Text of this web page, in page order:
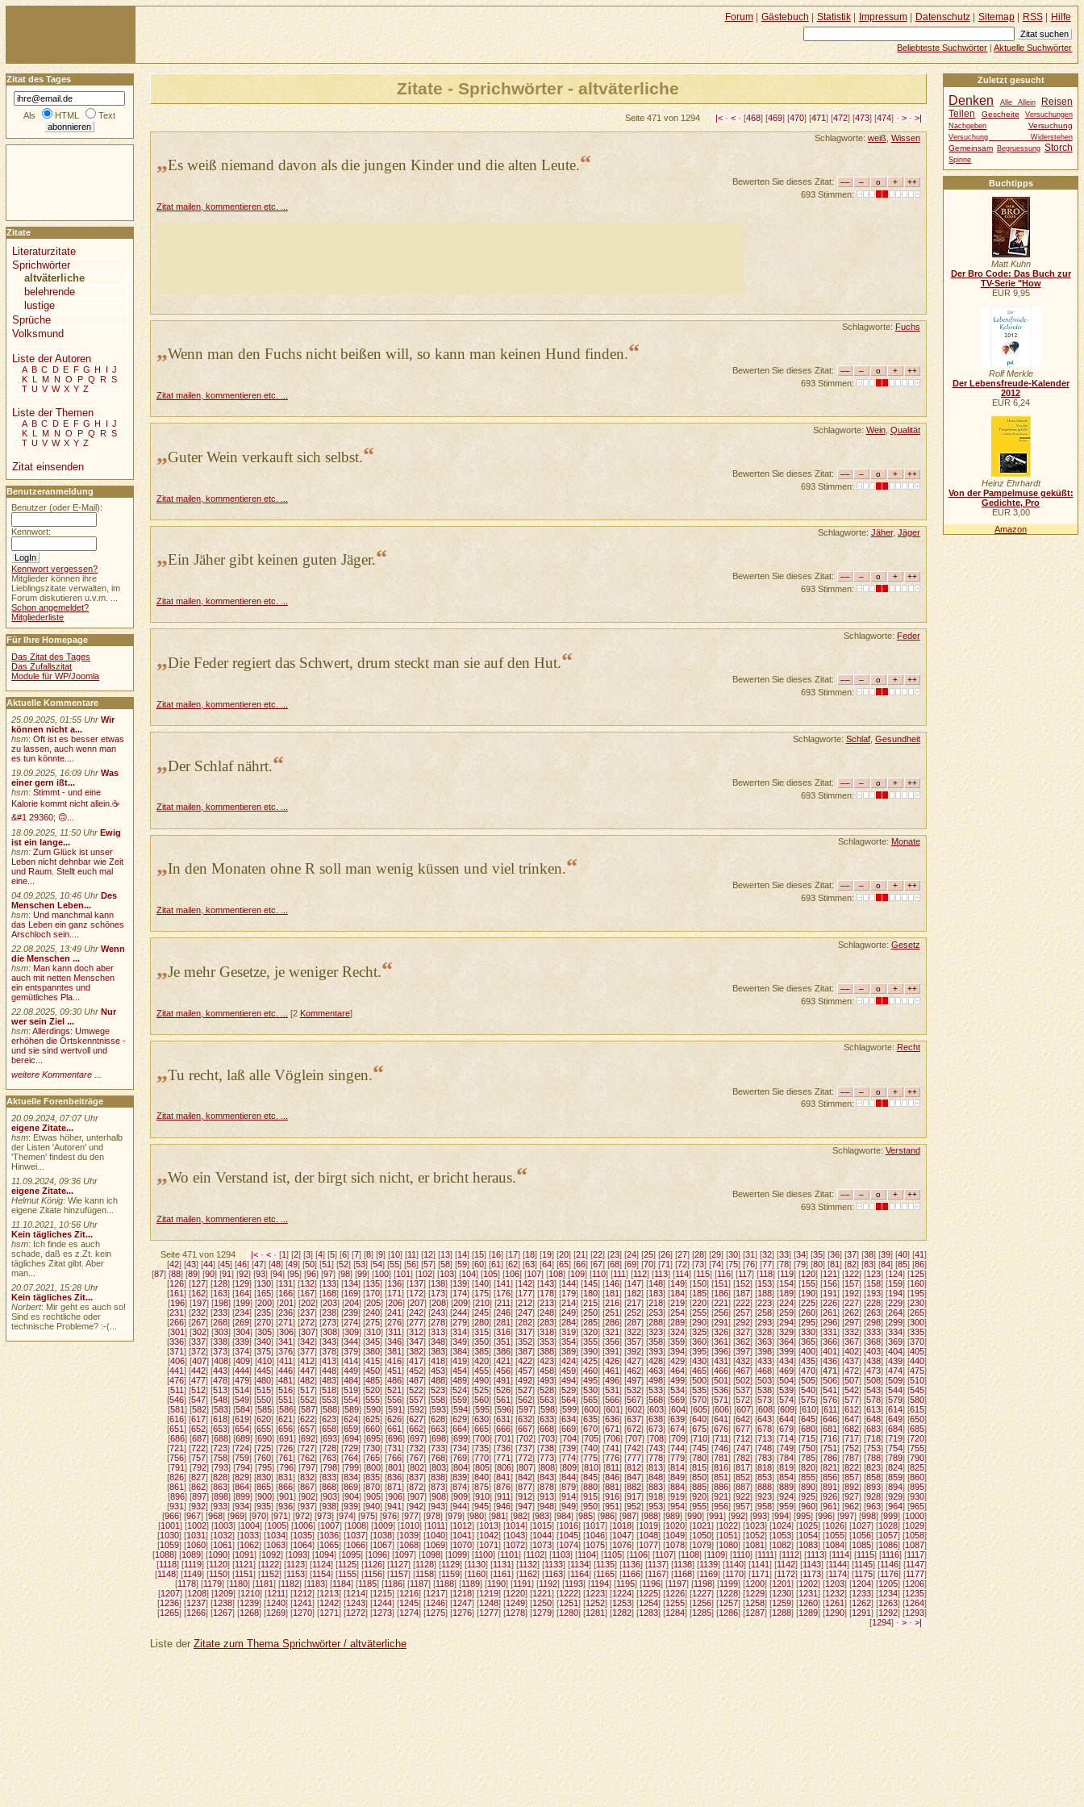
Zitate - Sprichwörter - altväterliche
Seite 471 von 1294 |< ·< · [468] [469] [470] [471] [472] [473] [474] ·> ·>|
Schlagworte: weiß,Wissen
„Es weiß niemand davon als die jungen Kinder und die alten Leute.“
Bewerten Sie dieses Zitat:
693 Stimmen:
Zitat mailen, kommentieren etc. ...
Schlagworte: Fuchs
„Wenn man den Fuchs nicht beißen will, so kann man keinen Hund finden.“
Bewerten Sie dieses Zitat:
693 Stimmen:
Zitat mailen, kommentieren etc. ...
Schlagworte: Wein, Qualität
„Guter Wein verkauft sich selbst.“
Bewerten Sie dieses Zitat:
693 Stimmen:
Zitat mailen, kommentieren etc. ...
Schlagworte: Jäher, Jäger
„Ein Jäher gibt keinen guten Jäger.“
Bewerten Sie dieses Zitat:
693 Stimmen:
Zitat mailen, kommentieren etc. ...
Schlagworte: Feder
„Die Feder regiert das Schwert, drum steckt man sie auf den Hut.“
Bewerten Sie dieses Zitat:
693 Stimmen:
Zitat mailen, kommentieren etc. ...
Schlagworte: Schlaf, Gesundheit
„Der Schlaf nährt.“
Bewerten Sie dieses Zitat:
693 Stimmen:
Zitat mailen, kommentieren etc. ...
Schlagworte:Monate
„In den Monaten ohne R soll man wenig küssen und viel trinken.“
Bewerten Sie dieses Zitat:
693 Stimmen:
Zitat mailen, kommentieren etc. ...
Schlagworte: Gesetz
„Je mehr Gesetze, je weniger Recht.“
Bewerten Sie dieses Zitat:
693 Stimmen:
Zitat mailen, kommentieren etc. ...
[2 Kommentare]
Schlagworte: Recht
„Tu recht, laß alle Vöglein singen.“
Bewerten Sie dieses Zitat:
693 Stimmen:
Zitat mailen, kommentieren etc. ...
Schlagworte: Verstand
„Wo ein Verstand ist, der birgt sich nicht, er bricht heraus.“
Bewerten Sie dieses Zitat:
693 Stimmen:
Zitat mailen, kommentieren etc. ...
Seite 471 von 1294 |<· <· [1] [2] [3] [4] [5] [6] [7] [8] [9] [10] [11] [12] [13] [14] [15] [16] [17] [18] [19] [20] [21] [22] [23] [24] [25] [26] [27] [28] [29] [30] [31] [32] [33] [34] [35] [36] [37] [38] [39] [40] [41]
[42] [43] [44] [45] [46] [47] [48] [49] [50] [51] [52] [53] [54] [55] [56] [57] [58] [59] [60] [61] [62] [63] [64] [65] [66] [67] [68] [69] [70] [71] [72] [73] [74] [75] [76] [77] [78] [79] [80] [81] [82] [83] [84] [85] [86]
[87] [88] [89] [90] [91] [92] [93] [94] [95] [96] [97] [98] [99] [100] [101] [102] [103] [104] [105] [106] [107] [108] [109] [110] [111] [112] [113] [114] [115] [116] [117] [118] [119] [120] [121] [122] [123] [124] [125]
[126] [127] [128] [129] [130] [131] [132] [133] [134] [135] [136] [137] [138] [139] [140] [141] [142] [143] [144] [145] [146] [147] [148] [149] [150] [151] [152] [153] [154] [155] [156] [157] [158] [159] [160]
[161] [162] [163] [164] [165] [166] [167] [168] [169] [170] [171] [172] [173] [174] [175] [176] [177] [178] [179] [180] [181] [182] [183] [184] [185] [186] [187] [188] [189] [190] [191] [192] [193] [194] [195]
[196] [197] [198] [199] [200] [201] [202] [203] [204] [205] [206] [207] [208] [209] [210] [211] [212] [213] [214] [215] [216] [217] [218] [219] [220] [221] [222] [223] [224] [225] [226] [227] [228] [229] [230]
[231] [232] [233] [234] [235] [236] [237] [238] [239] [240] [241] [242] [243] [244] [245] [246] [247] [248] [249] [250] [251] [252] [253] [254] [255] [256] [257] [258] [259] [260] [261] [262] [263] [264] [265]
[266] [267] [268] [269] [270] [271] [272] [273] [274] [275] [276] [277] [278] [279] [280] [281] [282] [283] [284] [285] [286] [287] [288] [289] [290] [291] [292] [293] [294] [295] [296] [297] [298] [299] [300]
[301] [302] [303] [304] [305] [306] [307] [308] [309] [310] [311] [312] [313] [314] [315] [316] [317] [318] [319] [320] [321] [322] [323] [324] [325] [326] [327] [328] [329] [330] [331] [332] [333] [334] [335]
[336] [337] [338] [339] [340] [341] [342] [343] [344] [345] [346] [347] [348] [349] [350] [351] [352] [353] [354] [355] [356] [357] [358] [359] [360] [361] [362] [363] [364] [365] [366] [367] [368] [369] [370]
[371] [372] [373] [374] [375] [376] [377] [378] [379] [380] [381] [382] [383] [384] [385] [386] [387] [388] [389] [390] [391] [392] [393] [394] [395] [396] [397] [398] [399] [400] [401] [402] [403] [404] [405]
[406] [407] [408] [409] [410] [411] [412] [413] [414] [415] [416] [417] [418] [419] [420] [421] [422] [423] [424] [425] [426] [427] [428] [429] [430] [431] [432] [433] [434] [435] [436] [437] [438] [439] [440]
[441] [442] [443] [444] [445] [446] [447] [448] [449] [450] [451] [452] [453] [454] [455] [456] [457] [458] [459] [460] [461] [462] [463] [464] [465] [466] [467] [468] [469] [470] [471] [472] [473] [474] [475]
[476] [477] [478] [479] [480] [481] [482] [483] [484] [485] [486] [487] [488] [489] [490] [491] [492] [493] [494] [495] [496] [497] [498] [499] [500] [501] [502] [503] [504] [505] [506] [507] [508] [509] [510]
[511] [512] [513] [514] [515] [516] [517] [518] [519] [520] [521] [522] [523] [524] [525] [526] [527] [528] [529] [530] [531] [532] [533] [534] [535] [536] [537] [538] [539] [540] [541] [542] [543] [544] [545]
[546] [547] [548] [549] [550] [551] [552] [553] [554] [555] [556] [557] [558] [559] [560] [561] [562] [563] [564] [565] [566] [567] [568] [569] [570] [571] [572] [573] [574] [575] [576] [577] [578] [579] [580]
[581] [582] [583] [584] [585] [586] [587] [588] [589] [590] [591] [592] [593] [594] [595] [596] [597] [598] [599] [600] [601] [602] [603] [604] [605] [606] [607] [608] [609] [610] [611] [612] [613] [614] [615]
[616] [617] [618] [619] [620] [621] [622] [623] [624] [625] [626] [627] [628] [629] [630] [631] [632] [633] [634] [635] [636] [637] [638] [639] [640] [641] [642] [643] [644] [645] [646] [647] [648] [649] [650]
[651] [652] [653] [654] [655] [656] [657] [658] [659] [660] [661] [662] [663] [664] [665] [666] [667] [668] [669] [670] [671] [672] [673] [674] [675] [676] [677] [678] [679] [680] [681] [682] [683] [684] [685]
[686] [687] [688] [689] [690] [691] [692] [693] [694] [695] [696] [697] [698] [699] [700] [701] [702] [703] [704] [705] [706] [707] [708] [709] [710] [711] [712] [713] [714] [715] [716] [717] [718] [719] [720]
[721] [722] [723] [724] [725] [726] [727] [728] [729] [730] [731] [732] [733] [734] [735] [736] [737] [738] [739] [740] [741] [742] [743] [744] [745] [746] [747] [748] [749] [750] [751] [752] [753] [754] [755]
[756] [757] [758] [759] [760] [761] [762] [763] [764] [765] [766] [767] [768] [769] [770] [771] [772] [773] [774] [775] [776] [777] [778] [779] [780] [781] [782] [783] [784] [785] [786] [787] [788] [789] [790]
[791] [792] [793] [794] [795] [796] [797] [798] [799] [800] [801] [802] [803] [804] [805] [806] [807] [808] [809] [810] [811] [812] [813] [814] [815] [816] [817] [818] [819] [820] [821] [822] [823] [824] [825]
[826] [827] [828] [829] [830] [831] [832] [833] [834] [835] [836] [837] [838] [839] [840] [841] [842] [843] [844] [845] [846] [847] [848] [849] [850] [851] [852] [853] [854] [855] [856] [857] [858] [859] [860]
[861] [862] [863] [864] [865] [866] [867] [868] [869] [870] [871] [872] [873] [874] [875] [876] [877] [878] [879] [880] [881] [882] [883] [884] [885] [886] [887] [888] [889] [890] [891] [892] [893] [894] [895]
[896] [897] [898] [899] [900] [901] [902] [903] [904] [905] [906] [907] [908] [909] [910] [911] [912] [913] [914] [915] [916] [917] [918] [919] [920] [921] [922] [923] [924] [925] [926] [927] [928] [929] [930]
[931] [932] [933] [934] [935] [936] [937] [938] [939] [940] [941] [942] [943] [944] [945] [946] [947] [948] [949] [950] [951] [952] [953] [954] [955] [956] [957] [958] [959] [960] [961] [962] [963] [964] [965]
[966] [967] [968] [969] [970] [971] [972] [973] [974] [975] [976] [977] [978] [979] [980] [981] [982] [983] [984] [985] [986] [987] [988] [989] [990] [991] [992] [993] [994] [995] [996] [997] [998] [999] [1000]
[1001] [1002] [1003] [1004] [1005] [1006] [1007] [1008] [1009] [1010] [1011] [1012] [1013] [1014] [1015] [1016] [1017] [1018] [1019] [1020] [1021] [1022] [1023] [1024] [1025] [1026] [1027] [1028] [1029]
[1030] [1031] [1032] [1033] [1034] [1035] [1036] [1037] [1038] [1039] [1040] [1041] [1042] [1043] [1044] [1045] [1046] [1047] [1048] [1049] [1050] [1051] [1052] [1053] [1054] [1055] [1056] [1057] [1058]
[1059] [1060] [1061] [1062] [1063] [1064] [1065] [1066] [1067] [1068] [1069] [1070] [1071] [1072] [1073] [1074] [1075] [1076] [1077] [1078] [1079] [1080] [1081] [1082] [1083] [1084] [1085] [1086] [1087]
[1088] [1089] [1090] [1091] [1092] [1093] [1094] [1095] [1096] [1097] [1098] [1099] [1100] [1101] [1102] [1103] [1104] [1105] [1106] [1107] [1108] [1109] [1110] [1111] [1112] [1113] [1114] [1115] [1116] [1117]
[1118] [1119] [1120] [1121] [1122] [1123] [1124] [1125] [1126] [1127] [1128] [1129] [1130] [1131] [1132] [1133] [1134] [1135] [1136] [1137] [1138] [1139] [1140] [1141] [1142] [1143] [1144] [1145] [1146] [1147]
[1148] [1149] [1150] [1151] [1152] [1153] [1154] [1155] [1156] [1157] [1158] [1159] [1160] [1161] [1162] [1163] [1164] [1165] [1166] [1167] [1168] [1169] [1170] [1171] [1172] [1173] [1174] [1175] [1176] [1177]
[1178] [1179] [1180] [1181] [1182] [1183] [1184] [1185] [1186] [1187] [1188] [1189] [1190] [1191] [1192] [1193] [1194] [1195] [1196] [1197] [1198] [1199] [1200] [1201] [1202] [1203] [1204] [1205] [1206]
[1207] [1208] [1209] [1210] [1211] [1212] [1213] [1214] [1215] [1216] [1217] [1218] [1219] [1220] [1221] [1222] [1223] [1224] [1225] [1226] [1227] [1228] [1229] [1230] [1231] [1232] [1233] [1234] [1235]
[1236] [1237] [1238] [1239] [1240] [1241] [1242] [1243] [1244] [1245] [1246] [1247] [1248] [1249] [1250] [1251] [1252] [1253] [1254] [1255] [1256] [1257] [1258] [1259] [1260] [1261] [1262] [1263] [1264]
[1265] [1266] [1267] [1268] [1269] [1270] [1271] [1272] [1273] [1274] [1275] [1276] [1277] [1278] [1279] [1280] [1281] [1282] [1283] [1284] [1285] [1286] [1287] [1288] [1289] [1290] [1291] [1292] [1293]
[1294] ·> ·>|
Liste derZitate zum Thema Sprichwörter / altväterliche
Zuletzt gesucht
Denken Alle Allein
Reisen
Teilen
Gescheite
Versuchungen
Nachgeben
Versuchung
Versuchung Widerstehen
Gemeinsam Begruessung Storch
Spinne
Buchtipps
Matt Kuhn
Der Bro Code: Das Buch zur
TV-Serie "How
EUR 9,95
Rolf Merkle
Der Lebensfreude-Kalender
2012
EUR 6,24
Heinz Ehrhardt
Von der Pampelmuse geküßt:
Gedichte, Pro
EUR 3,00
Amazon
Zitat des Tages
Als HTML Text
Zitate
Literaturzitate
Sprichwörter
altväterliche
belehrende
lustige
Sprüche
Volksmund
Liste der Autoren
A B C D E F G H I J
K L M N O P Q R S
T U V W X Y Z
Liste der Themen
A B C D E F G H I J
K L M N O P Q R S
T U V W X Y Z
Zitat einsenden
Benutzeranmeldung
Benutzer (oder E-Mail):
Kennwort:
Kennwort vergessen?
Mitglieder können ihre
Lieblingszitate verwalten, im
Forum diskutieren u.v.m. ...
Schon angemeldet?
Mitgliederliste
Für Ihre Homepage
Das Zitat des Tages
Das Zufallszitat
Module für WP/Joomla
Aktuelle Kommentare
25.09.2025, 01:55 Uhr Wir
können nicht a...
hsm:Oft ist es besser etwas
zu lassen, auch wenn man
es tun könnte....
19.09.2025, 16:09 Uhr Was
einer gern ißt...
hsm:Stimmt - und eine
Kalorie kommt nicht allein.☕
&#1 29360; 🙃...
18.09.2025, 11:50 Uhr Ewig
ist ein lange...
hsm:Zum Glück ist unser
Leben nicht dehnbar wie Zeit
und Raum. Stellt euch mal
eine...
04.09.2025, 10:46 Uhr Des
Menschen Leben...
hsm:Und manchmal kann
das Leben ein ganz schönes
Arschloch sein....
22.08.2025, 13:49 Uhr Wenn
die Menschen ...
hsm:Man kann doch aber
auch mit netten Menschen
ein entspanntes und
gemütliches Pla...
22.08.2025, 09:30 Uhr Nur
wer sein Ziel ...
hsm:Allerdings: Umwege
erhöhen die Ortskenntnisse -
und sie sind wertvoll und
bereic...
weitere Kommentare ...
Aktuelle Forenbeiträge
20.09.2024, 07:07 Uhr
eigene Zitate...
hsm: Etwas höher, unterhalb
der Listen 'Autoren' und
'Themen' findest du den
Hinwei...
11.09.2024, 09:36 Uhr
eigene Zitate...
Helmut König: Wie kann ich
eigene Zitate hinzufügen...
11.10.2021, 10:56 Uhr
Kein tägliches Zit...
hsm: Ich finde es auch
schade, daß es z.Zt. kein
tägliches Zitat gibt. Aber
man...
20.07.2021, 15:28 Uhr
Kein tägliches Zit...
Norbert: Mir geht es auch so!
Sind es rechtliche oder
technische Probleme? :-(...
Forum| Gästebuch| Statistik| Impressum| Datenschutz| Sitemap| RSS| Hilfe
Beliebteste Suchwörter|Aktuelle Suchwörter